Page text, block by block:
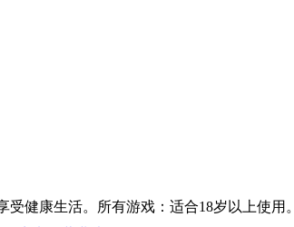
健康生活。所有游戏：适合18岁以上使用。